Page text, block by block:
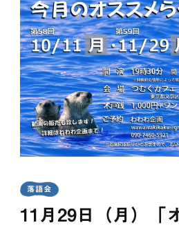
落語会
11月29日（月）「